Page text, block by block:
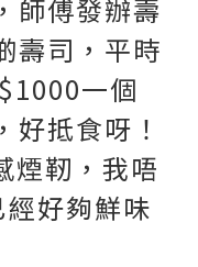
師傅發辦壽
壽司，平時
一個
抵食呀！
煙靭，我唔
好夠鮮味